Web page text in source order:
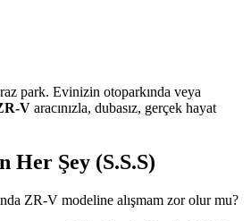
park. Evinizin otoparkında veya
V aracınızla, dubasız, gerçek hayat
Her Şey (S.S.S)
ZR-V modeline alışmam zor olur mu?